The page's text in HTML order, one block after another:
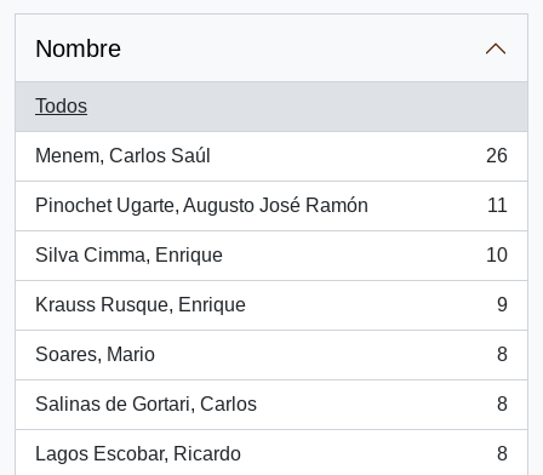
Nombre
Todos
Menem, Carlos Saúl
, 26 resultados
26
Pinochet Ugarte, Augusto José Ramón
, 11 resultados
11
Silva Cimma, Enrique
, 10 resultados
10
Krauss Rusque, Enrique
, 9 resultados
9
Soares, Mario
, 8 resultados
8
Salinas de Gortari, Carlos
, 8 resultados
8
Lagos Escobar, Ricardo
, 8 resultados
8